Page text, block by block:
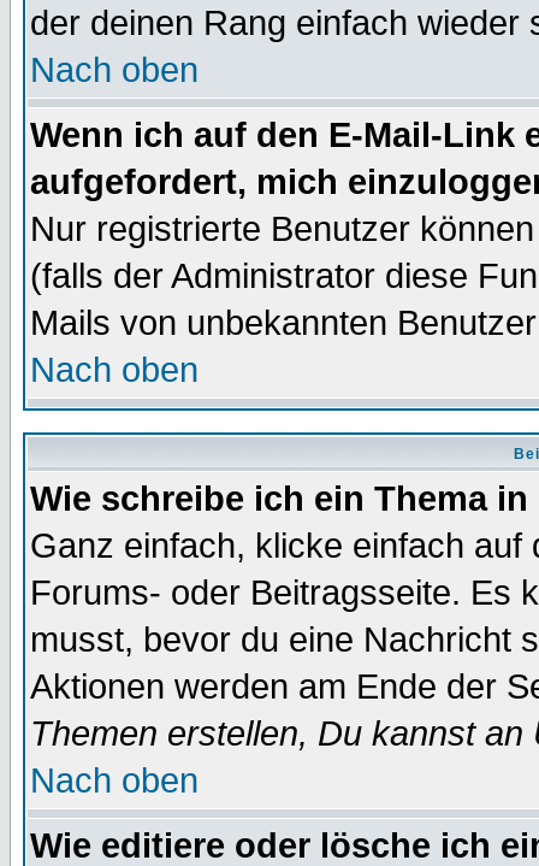
der deinen Rang einfach wieder
Nach oben
Wenn ich auf den E-Mail-Link
aufgefordert, mich
Nur registrierte Benutzer
(falls der Administrator diese
Mails von unbekannten
Nach oben
Wie schreibe ich ein Thema
Ganz einfach, klicke einfach
Forums- oder Beitragsseite. Es
musst, bevor du eine Nachricht
Aktionen werden am Ende der
Themen erstellen, Du kannst
Nach oben
Wie editiere oder lösche ich